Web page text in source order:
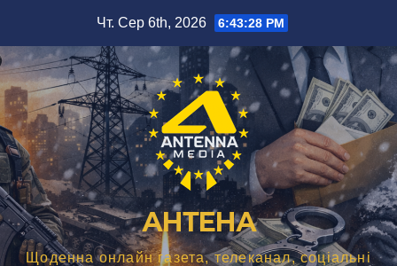
вмісту
Чт. Сер 6th, 2026 6:43:30 PM
АНТЕНА
Щоденна онлайн газета, телеканал, соціальні